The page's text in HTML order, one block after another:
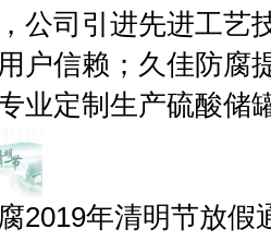
公司引进先进工艺
户信赖；久佳防腐
业定制生产硫酸储
2019年清明节放假